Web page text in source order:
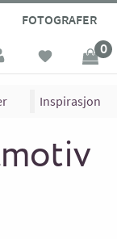
FOTOGRAFER
0
Inspirasjon